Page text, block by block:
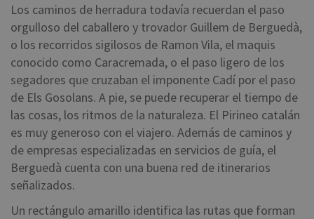
Los caminos de herradura todavía recuerdan el paso
orgulloso del caballero y trovador Guillem de Berguedà,
o los recorridos sigilosos de Ramon Vila, el maquis
conocido como Caracremada, o el paso ligero de los
segadores que cruzaban el imponente Cadí por el paso
de Els Gosolans. A pie, se puede recuperar el tiempo de
las cosas, los ritmos de la naturaleza. El Pirineo catalán
es muy generoso con el viajero. Además de caminos y
de empresas especializadas en servicios de guía, el
Berguedà cuenta con una buena red de itinerarios
señalizados.
Un rectángulo amarillo identifica las rutas que forman